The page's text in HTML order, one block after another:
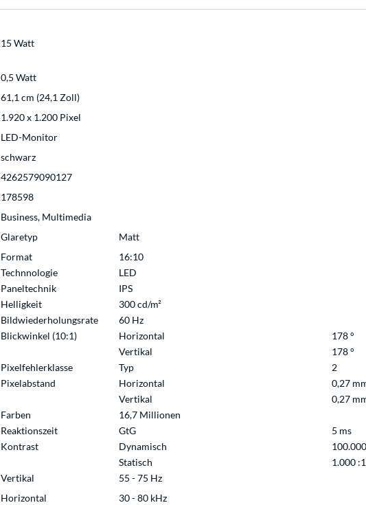
15 Watt
0,5 Watt
61,1 cm (24,1 Zoll)
1.920 x 1.200 Pixel
LED-Monitor
schwarz
4262579090127
178598
Business, Multimedia
Glaretyp
Matt
Format
16:10
Technnologie
LED
Paneltechnik
IPS
Helligkeit
300 cd/m²
Bildwiederholungsrate
60 Hz
Blickwinkel (10:1)
Horizontal
178 °
Vertikal
178 °
Pixelfehlerklasse
Typ
2
Pixelabstand
Horizontal
0,27
Vertikal
0,27
Farben
16,7 Millionen
Reaktionszeit
GtG
5 ms
Kontrast
Dynamisch
Statisch
1.000 :1
Vertikal
55 - 75 Hz
Horizontal
30 - 80 kHz